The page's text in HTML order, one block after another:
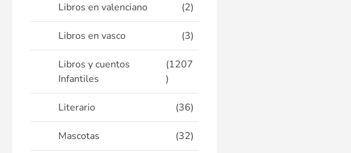
Libros en valenciano (2)
Libros en vasco (3)
Libros y cuentos
Infantiles
(1207
)
Literario (36)
Mascotas (32)